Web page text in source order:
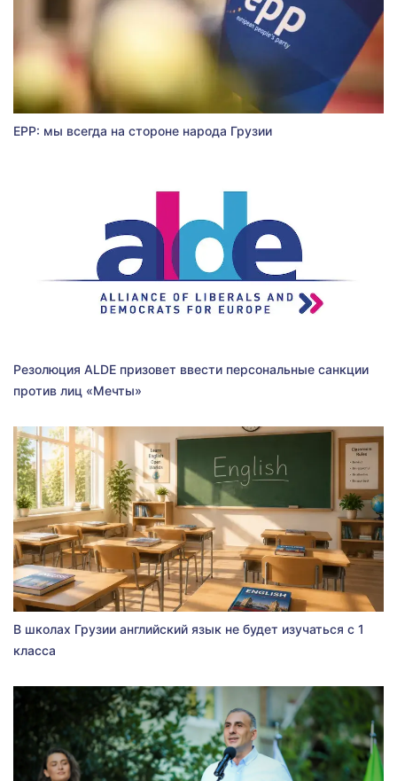
EPP: мы всегда на стороне народа Грузии
Резолюция ALDE призовет ввести персональные санкции
против лиц «Мечты»
В школах Грузии английский язык не будет изучаться с 1
класса